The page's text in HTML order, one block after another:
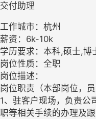
交付助理
工作城市：杭州
薪资：6k-10k
学历要求：本科,硕士,博
岗位性质：全职
岗位描述：
岗位职责（本部岗位，员
1、驻客户现场，负责公
职等相关手续的办理及